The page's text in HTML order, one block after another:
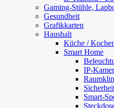
Gaming-Stühle,
Gesundheit
Grafikkarten
Haushalt
Küche /
Smart Home
IP-
Smart-